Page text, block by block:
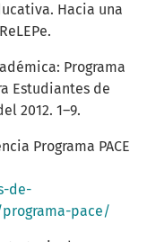
Hacia una
Programa
Estudiantes de
2012. 1–9.
Programa PACE
de-
pace/